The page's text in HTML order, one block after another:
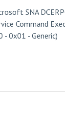
SNA
Command
- 0x01 - Generic)